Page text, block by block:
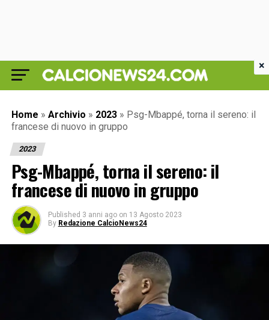
Home » Archivio » 2023 » Psg-Mbappé, torna il sereno: il
francese di nuovo in gruppo
2023
Psg-Mbappé, torna il sereno: il
francese di nuovo in gruppo
Published 3 anni ago on 13 Agosto 2023
By Redazione CalcioNews24
×